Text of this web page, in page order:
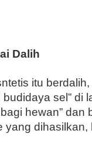
Dalih
itu
sel” di
hewan” dan
yang